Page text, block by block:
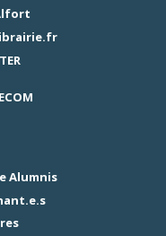
Alumnis